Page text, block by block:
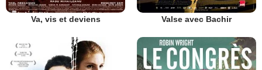
Va, vis et deviens Valse avec Bachir